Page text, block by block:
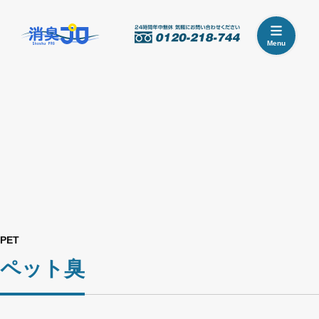
PET
ペット臭
Menu